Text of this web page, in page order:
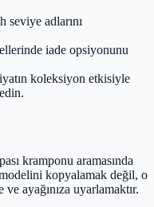
adlarını
iade opsiyonunu
koleksiyon etkisiyle
kramponu aramasında
kopyalamak değil, o
ayağınıza uyarlamaktır.